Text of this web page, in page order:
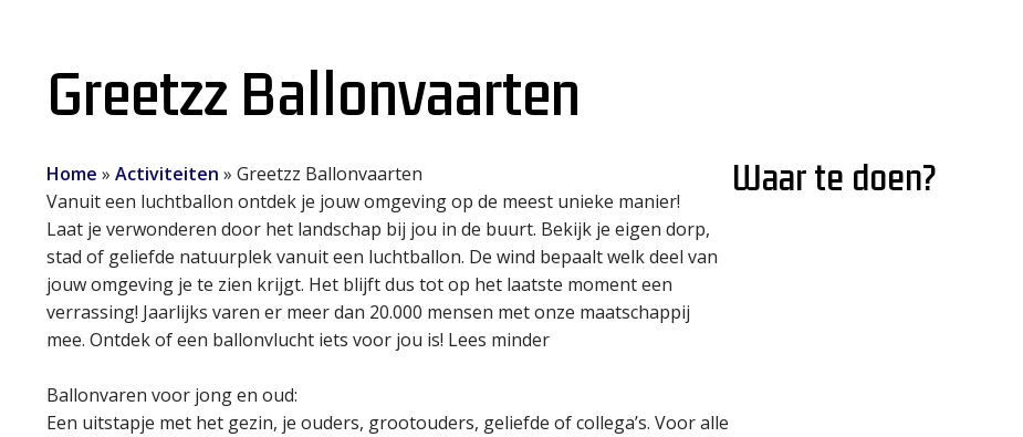
Greetzz Ballonvaarten
Home » Activiteiten » Greetzz Ballonvaarten
Vanuit een luchtballon ontdek je jouw omgeving op de meest unieke manier!
Laat je verwonderen door het landschap bij jou in de buurt. Bekijk je eigen dorp,
stad of geliefde natuurplek vanuit een luchtballon. De wind bepaalt welk deel van
jouw omgeving je te zien krijgt. Het blijft dus tot op het laatste moment een
verrassing! Jaarlijks varen er meer dan 20.000 mensen met onze maatschappij
mee. Ontdek of een ballonvlucht iets voor jou is! Lees minder
Ballonvaren voor jong en oud:
Een uitstapje met het gezin, je ouders, grootouders, geliefde of collega’s. Voor alle
Waar te doen?